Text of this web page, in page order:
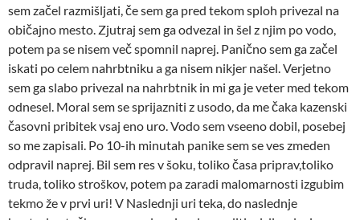
sem začel razmišljati, če sem ga pred tekom sploh privezal na
običajno mesto. Zjutraj sem ga odvezal in šel z njim po vodo,
potem pa se nisem več spomnil naprej. Panično sem ga začel
iskati po celem nahrbtniku a ga nisem nikjer našel. Verjetno
sem ga slabo privezal na nahrbtnik in mi ga je veter med tekom
odnesel. Moral sem se sprijazniti z usodo, da me čaka kazenski
časovni pribitek vsaj eno uro. Vodo sem vseeno dobil, posebej
so me zapisali. Po 10-ih minutah panike sem se ves zmeden
odpravil naprej. Bil sem res v šoku, toliko časa priprav,toliko
truda, toliko stroškov, potem pa zaradi malomarnosti izgubim
tekmo že v prvi uri! V Naslednji uri teka, do naslednje